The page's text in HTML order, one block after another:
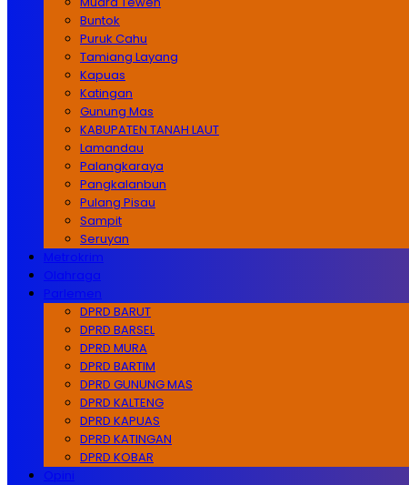
Buntok
Puruk Cahu
Tamiang Layang
Kapuas
Katingan
Gunung Mas
KABUPATEN TANAH LAUT
Lamandau
Palangkaraya
Pangkalanbun
Pulang Pisau
Sampit
Seruyan
Metrokrim
Olahraga
Parlemen
DPRD BARUT
DPRD BARSEL
DPRD MURA
DPRD BARTIM
DPRD GUNUNG MAS
DPRD KALTENG
DPRD KAPUAS
DPRD KATINGAN
DPRD KOBAR
Opini